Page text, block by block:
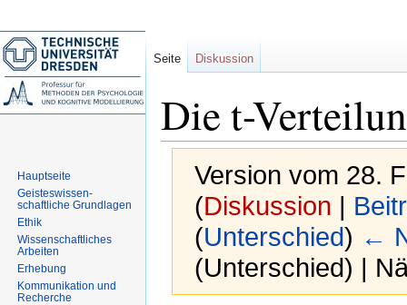
Die t-
Version vom 28.
(Diskussion |
(Unterschied) ←
(Unterschied) |
Seite Diskussion
Hauptseite
Geisteswissen-
schaftliche Grundlagen
Ethik
Wissenschaftliches
Arbeiten
Erhebung
Kommunikation und
Recherche